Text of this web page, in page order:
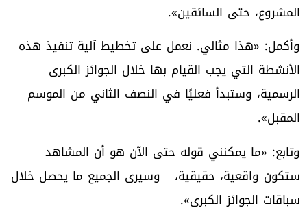
المشروع، حتى السائقين».
وأكمل: «هذا مثالي. نعمل على تخطيط آلية تنفيذ هذه
الأنشطة التي يجب القيام بها خلال الجوائز الكبرى
الرسمية، وستبدأ فعليًا في النصف الثاني من الموسم
المقبل».
وتابع: «ما يمكنني قوله حتى الآن هو أن المشاهد
ستكون واقعية، حقيقية، وسيرى الجميع ما يحصل خلال
سباقات الجوائز الكبرى».